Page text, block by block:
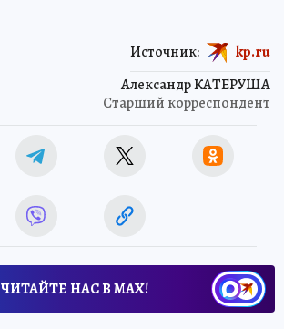
Александр КАТЕРУША
Старший корреспондент
Источник: kp.ru
ЧИТАЙТЕ НАС В МАХ!